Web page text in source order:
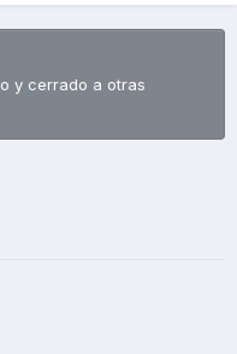
y cerrado a otras